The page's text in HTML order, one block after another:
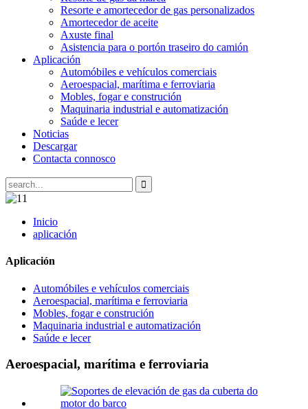
Resorte e amortecedor de gas personalizados
Amortecedor de aceite
Axuste final
Asistencia para o portón traseiro do camión
Aplicación
Automóbiles e vehículos comerciais
Aeroespacial, marítima e ferroviaria
Mobles, fogar e construción
Maquinaria industrial e automatización
Saúde e lecer
Noticias
Descargar
Contacta connosco
Inicio
aplicación
Aplicación
Automóbiles e vehículos comerciais
Aeroespacial, marítima e ferroviaria
Mobles, fogar e construción
Maquinaria industrial e automatización
Saúde e lecer
Aeroespacial, marítima e ferroviaria